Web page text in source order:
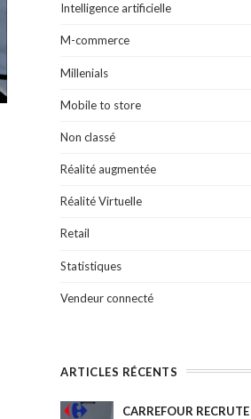
Intelligence artificielle
M-commerce
Millenials
Mobile to store
Non classé
Réalité augmentée
Réalité Virtuelle
Retail
Statistiques
Vendeur connecté
ARTICLES RÉCENTS
CARREFOUR